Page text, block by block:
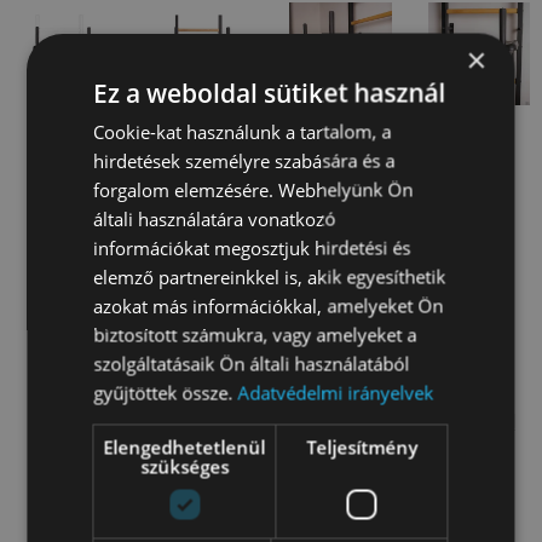
ÚTMUTATÓ LETÖLTÉSHEZ
Útmutató állítható tolódzkodóra háttámlával
VIDEÓ ÚTMUTATÓ / BenchK 7 modell
×
Ez a weboldal sütiket használ
Cookie-kat használunk a tartalom, a
hirdetések személyre szabására és a
forgalom elemzésére. Webhelyünk Ön
általi használatára vonatkozó
információkat megosztjuk hirdetési és
elemző partnereinkkel is, akik egyesíthetik
azokat más információkkal, amelyeket Ön
biztosított számukra, vagy amelyeket a
szolgáltatásaik Ön általi használatából
gyűjtöttek össze.Adatvédelmi irányelvek
Elengedhetetlenül
szükséges
Teljesítmény